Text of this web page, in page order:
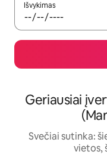
Išvykimas
Geriausiai
Svečiai sutinka:
vietos,